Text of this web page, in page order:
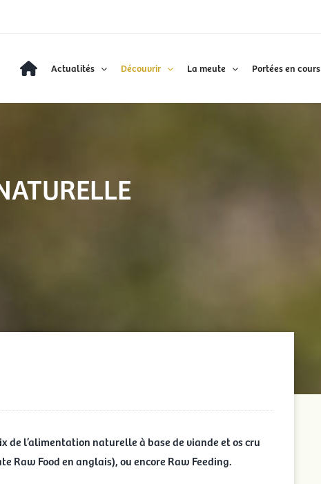
Actualités Découvrir La meute Portées en cours
de l’alimentation naturelle à base de viande et os cru
Raw Fooden anglais), ou encore Raw Feeding.